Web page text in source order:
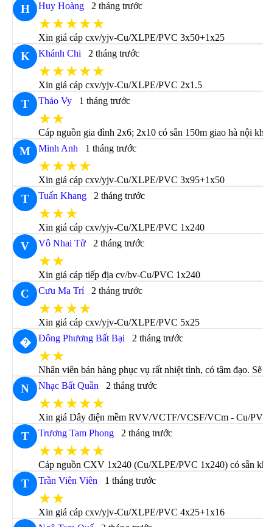
H Huy Hoàng 2 tháng trước
★★★★★
Xin giá cáp cxv/yjv-Cu/XLPE/PVC 3x50+1x25
K Khánh Chi 2 tháng trước
★★★★★
Xin giá cáp cxv/yjv-Cu/XLPE/PVC 2x1.5
T Thảo Vy 1 tháng trước
★★
Cáp nguồn gia đình 2x6; 2x10 có sẵn 150m giao hà nội
M Minh Anh 1 tháng trước
★★★★
Xin giá cáp cxv/yjv-Cu/XLPE/PVC 3x95+1x50
T Tuấn Khang 2 tháng trước
★★★
Xin giá cáp cxv/yjv-Cu/XLPE/PVC 1x240
V Vô Nhai Tử 2 tháng trước
★★
Xin giá cáp tiếp địa cv/bv-Cu/PVC 1x240
C Cưu Ma Trí 2 tháng trước
★★★★
Xin giá cáp cxv/yjv-Cu/XLPE/PVC 5x25
� Đông Phương Bất Bại 2 tháng trước
★★
Nhân viên bán hàng phục vụ rất nhiệt tình, có tâm đạo.
N Nhạc Bất Quần 2 tháng trước
★★★★★
Xin giá Dây điện mềm RVV/VCTF/VCSF/VCm - Cu/
T Trương Tam Phong 2 tháng trước
★★★★★
Cáp nguồn CXV 1x240 (Cu/XLPE/PVC 1x240) có sẵn
T Trần Viên Viên 1 tháng trước
★★
Xin giá cáp cxv/yjv-Cu/XLPE/PVC 4x25+1x16